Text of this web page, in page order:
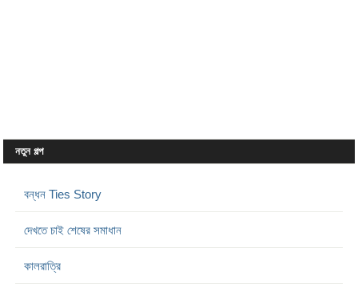
নতুন গল্প
বন্ধন Ties Story
দেখতে চাই শেষের সমাধান
কালরাত্রি